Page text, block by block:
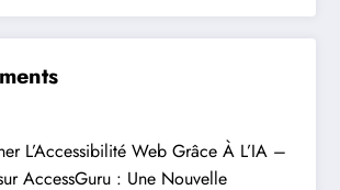
L’Accessibilité Web Grâce À L’IA –
AccessGuru : Une Nouvelle